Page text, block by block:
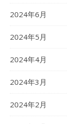
2024年6月
2024年5月
2024年4月
2024年3月
2024年2月